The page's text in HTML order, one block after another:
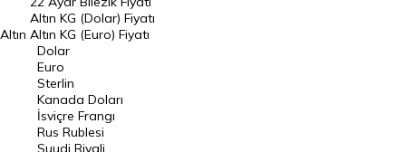
Dolar Kuru
Euro Kuru
Pound Kuru
Frank Kuru
Riyal Kuru
Altın
Altın KG (Dolar) Fiyatı
Altın KG (Euro) Fiyatı
Dolar
Euro
Sterlin
Kanada Doları
İsviçre Frangı
Rus Rublesi
Suudi Riyali